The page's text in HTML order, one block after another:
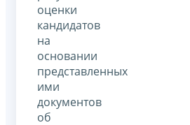
оценки
кандидатов
на
основании
представленных
ими
документов
об